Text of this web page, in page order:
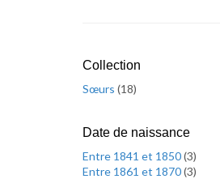
Collection
Sœurs (18)
Date de naissance
Entre 1841 et 1850(3)
Entre 1861 et 1870(3)